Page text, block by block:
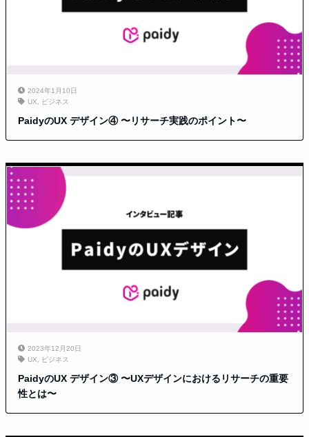
2024年1月10日
UX
ビジネス
PaidyのUX デザイン④ 〜リサーチ実践のポイント〜
2023年12月20日
UX
ビジネス
PaidyのUX デザイン③ 〜UXデザインにおけるリサーチの重要
性とは〜